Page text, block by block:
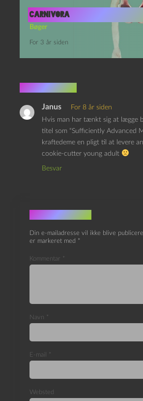
Carnivora
Bøger
For 3 år siden
1 kommentar
Janus
For 8 år siden
Hvis man har tænkt sig at lægge
titel som “Sufficiently Advanced
kraftedeme en pligt til at levere
cookie-cutter young adult
Besvar
Skriv et svar
Din e-mailadresse vil ikke blive
er markeret med *
Kommentar *
Navn *
E-mail *
Websted